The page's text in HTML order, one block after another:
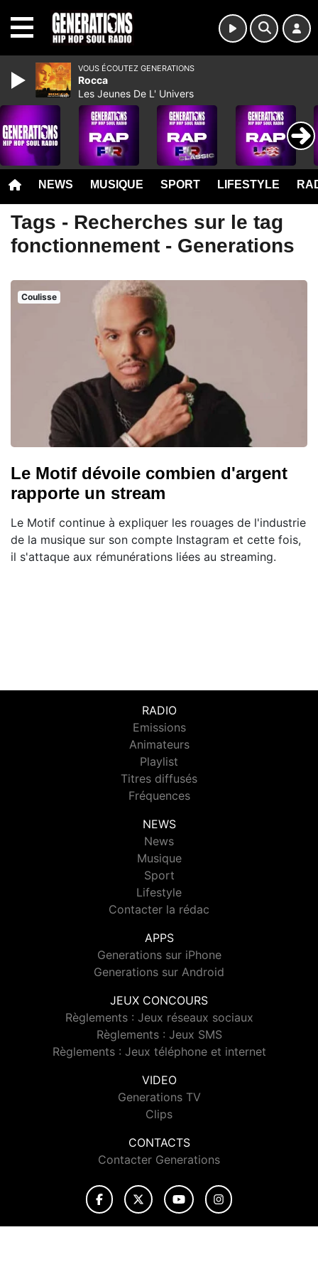
NEWS MUSIQUE SPORT LIFESTYLE
Tags - Recherches sur le tag
fonctionnement - Generations
Coulisse
Le Motif dévoile combien d'argent
rapporte un stream
Le Motif continue à expliquer les rouages de l'industrie
de la musique sur son compte Instagram et cette fois,
il s'attaque aux rémunérations liées au streaming.
RADIO
Emissions
Animateurs
Playlist
Titres diffusés
Fréquences
NEWS
News
Musique
Sport
Lifestyle
Contacter la rédac
APPS
Generations sur iPhone
Generations sur Android
JEUX CONCOURS
Règlements : Jeux réseaux sociaux
Règlements : Jeux SMS
Règlements : Jeux téléphone et internet
VIDEO
Generations TV
Clips
CONTACTS
Contacter Generations
VOUS ÉCOUTEZ GENERATIONS
Rocca
Les Jeunes De L' Univers